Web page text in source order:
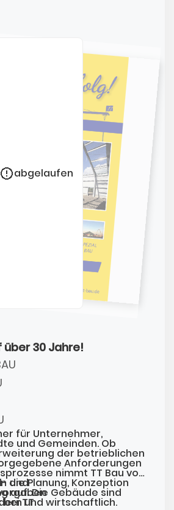
abgelaufen
30 Jahre!
für Unternehmer,
und Gemeinden. Ob
der betrieblichen
Anforderungen
nimmt TT Bau von
die Planung, Konzeption
auf. Die Gebäude sind
und wirtschaftlich.
und
TT.